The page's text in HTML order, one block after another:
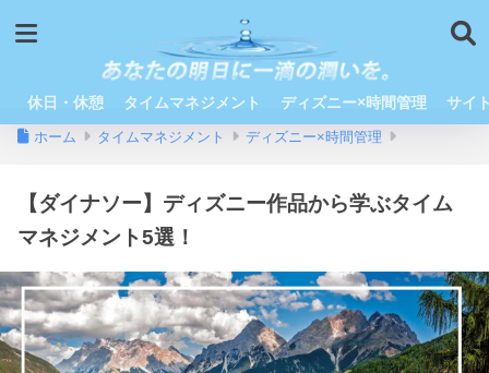
休日・休憩 タイムマネジメント ディズニー×時間管理 サイ
ホーム タイムマネジメント ディズニー×時間管理
【ダイナソー】ディズニー作品から学ぶタイム
マネジメント5選！